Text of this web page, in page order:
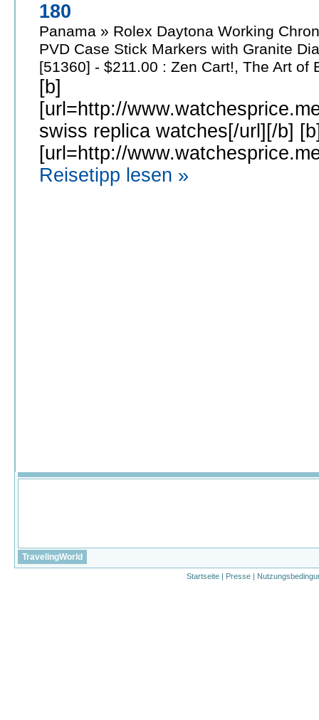
180
Panama » Rolex Daytona Working
PVD Case Stick Markers with Granite
[51360] - $211.00 : Zen Cart!, The Art of
[b]
[url=http://
swiss replica watches[/url][/b]
[url=http://
Reisetipp lesen »
TravelingWorld
Startseite | Presse |